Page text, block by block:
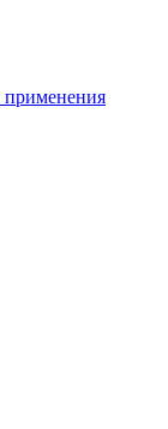
применения